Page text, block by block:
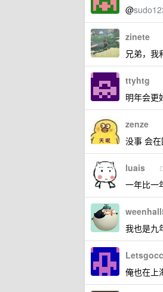
@
zinete
兄弟，我
ttyhtg
明年会更
zenze
没事 会
luais
一年比一
我也是九
俺也在上